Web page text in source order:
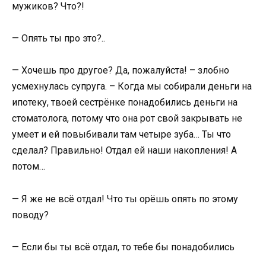
мужиков? Что?!
— Опять ты про это?..
— Хочешь про другое? Да, пожалуйста! – злобно
усмехнулась супруга. – Когда мы собирали деньги на
ипотеку, твоей сестрёнке понадобились деньги на
стоматолога, потому что она рот свой закрывать не
умеет и ей повыбивали там четыре зуба… Ты что
сделал? Правильно! Отдал ей наши накопления! А
потом…
— Я же не всё отдал! Что ты орёшь опять по этому
поводу?
— Если бы ты всё отдал, то тебе бы понадобились